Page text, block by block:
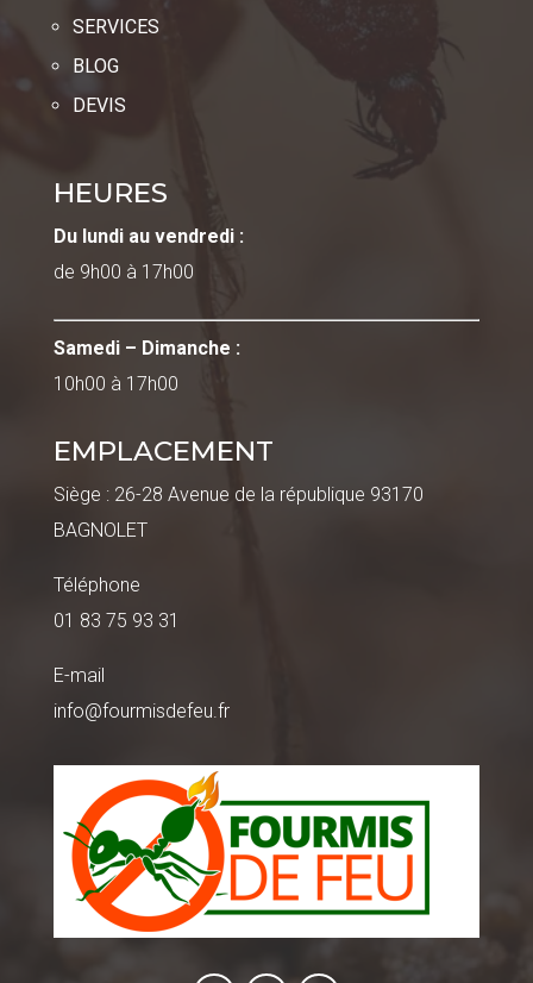
SERVICES
BLOG
DEVIS
HEURES
Du lundi au vendredi :
de 9h00 à 17h00
Samedi – Dimanche :
10h00 à 17h00
EMPLACEMENT
Siège : 26-28 Avenue de la république 93170
BAGNOLET
Téléphone
01 83 75 93 31
E-mail
info@fourmisdefeu.fr